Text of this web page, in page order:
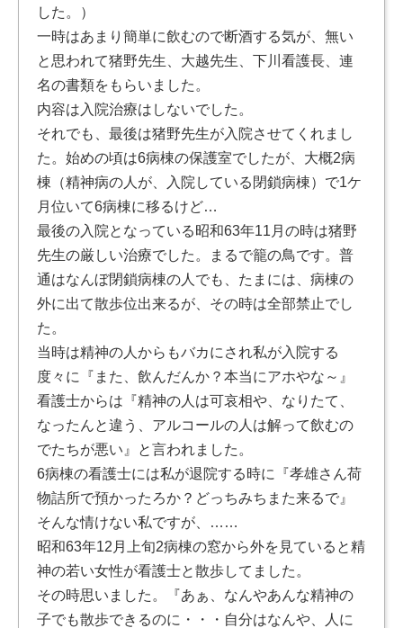
した。）
一時はあまり簡単に飲むので断酒する気が、無い
と思われて猪野先生、大越先生、下川看護長、連
名の書類をもらいました。
内容は入院治療はしないでした。
それでも、最後は猪野先生が入院させてくれまし
た。始めの頃は6病棟の保護室でしたが、大概2病
棟（精神病の人が、入院している閉鎖病棟）で1ケ
月位いて6病棟に移るけど…
最後の入院となっている昭和63年11月の時は猪野
先生の厳しい治療でした。まるで籠の鳥です。普
通はなんぼ閉鎖病棟の人でも、たまには、病棟の
外に出て散歩位出来るが、その時は全部禁止でし
た。
当時は精神の人からもバカにされ私が入院する
度々に『また、飲んだんか？本当にアホやな～』
看護士からは『精神の人は可哀相や、なりたて、
なったんと違う、アルコールの人は解って飲むの
でたちが悪い』と言われました。
6病棟の看護士には私が退院する時に『孝雄さん荷
物詰所で預かったろか？どっちみちまた来るで』
そんな情けない私ですが、……
昭和63年12月上旬2病棟の窓から外を見ていると精
神の若い女性が看護士と散歩してました。
その時思いました。『あぁ、なんやあんな精神の
子でも散歩できるのに・・・自分はなんや、人に